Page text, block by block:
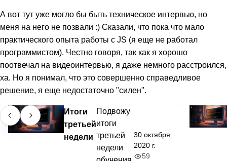
А вот тут уже могло бы быть техническое интервью, но
меня на него не позвали :) Сказали, что пока что мало
практического опыта работы с JS (я еще не работал
программистом). Честно говоря, так как я хорошо
поотвечал на видеоинтервью, я даже немного расстроился,
ха. Но я понимал, что это совершенно справедливое
решение, я еще недостаточно "силен".
Итоги
третьей
недели
Подвожу
итоги
третьей
недели
30 октября
2020 г.
59